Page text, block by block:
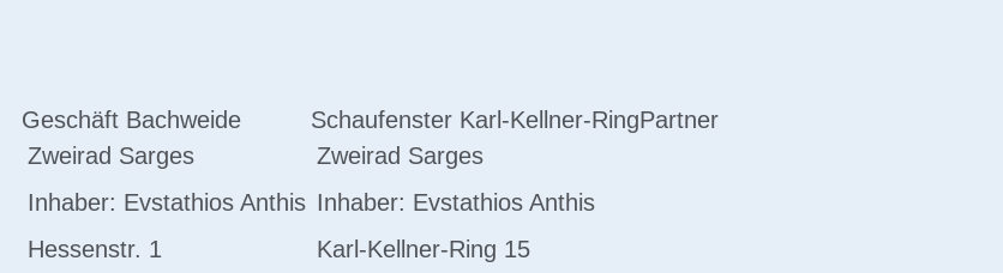
Geschäft Bachweide
Zweirad Sarges
Inhaber: Evstathios Anthis
Hessenstr. 1
Schaufenster Karl-Kellner-Ring
Zweirad Sarges
Inhaber: Evstathios Anthis
Karl-Kellner-Ring 15
Partner